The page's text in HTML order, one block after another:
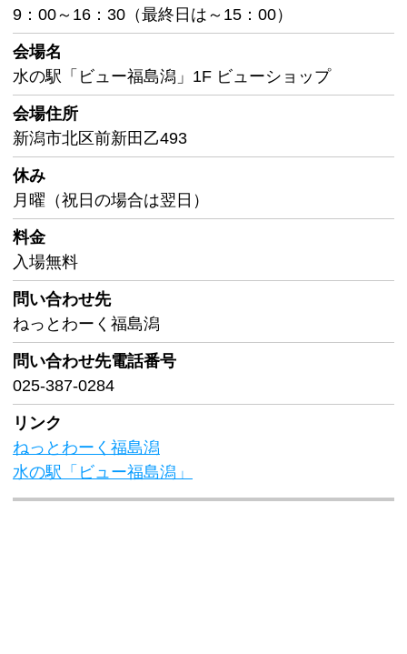
9：00～16：30（最終日は～15：00）
会場名
水の駅「ビュー福島潟」1F ビューショップ
会場住所
新潟市北区前新田乙493
休み
月曜（祝日の場合は翌日）
料金
入場無料
問い合わせ先
ねっとわーく福島潟
問い合わせ先電話番号
025-387-0284
リンク
ねっとわーく福島潟
水の駅「ビュー福島潟」